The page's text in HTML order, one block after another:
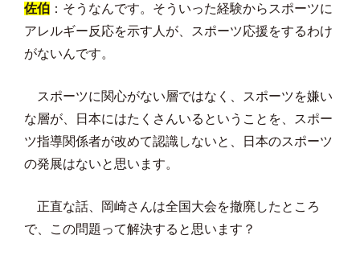
佐伯 ：そうなんです。そういった経験からスポーツに
アレルギー反応を示す人が、スポーツ応援をするわけ
がないんです。
スポーツに関心がない層ではなく、スポーツを嫌い
な層が、日本にはたくさんいるということを、スポー
ツ指導関係者が改めて認識しないと、日本のスポーツ
の発展はないと思います。
正直な話、岡崎さんは全国大会を撤廃したところ
で、この問題って解決すると思います？